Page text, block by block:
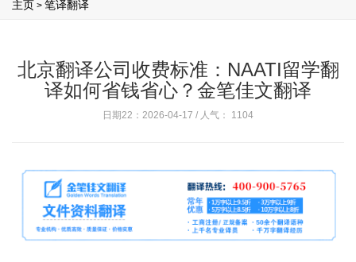
主页 > 笔译翻译
北京翻译公司收费标准：NAATI留学翻
译如何省钱省心？金笔佳文翻译
日期22：2026-04-17 / 人气： 1104